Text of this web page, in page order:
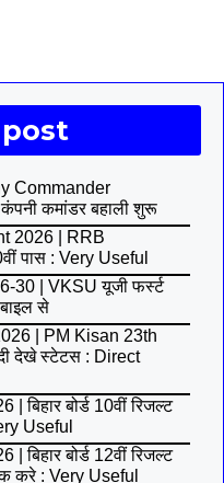
Commander
कंपनी कमांडर बहाली शुरू
2026 | RRB
पास : Very Useful
30 | VKSU यूजी फर्स्ट
से
| PM Kisan 23th
देखे स्टेटस : Direct
बोर्ड 10वीं रिजल्ट
Useful
बोर्ड 12वीं रिजल्ट
करे : Very Useful